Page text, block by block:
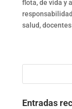
flota, de vida y
salud,
Entradas